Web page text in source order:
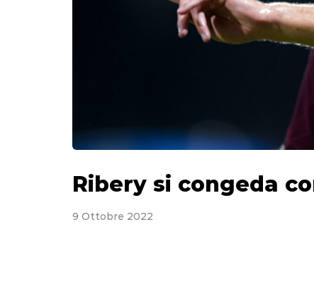
Ribery si congeda
9 Ottobre 2022